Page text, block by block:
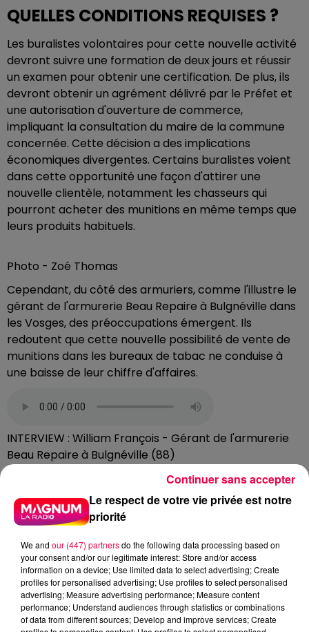
QUELLES CONDITIONS REQUISES ?
Les buralistes volontaires pour cette nouvelle activité
devront suivre une formation de deux jours et réussir
un examen pour obtenir une certification. De plus, ils
devront obtenir un agrément délivré par le Préfet et
une autorisation d'ouverture de commerce,
impliquant la consultation du maire de la commune
concernée. Cette décision a des implications
économiques divergentes. Certains buralistes voient
dans cette opportunité une façon d'attirer une
nouvelle clientèle, notamment les chasseurs qui
pourront acheter des munitions en même temps que
leurs produits habituels.
Photo - Zoé Thomas
Cependant, du côté des armuriers, comme l'illustre le
gérant de l'armurerie Beau Repaire à Bulgnéville dans
les Vosges, des préoccupations émergent. Ils
redoutent que cette nouvelle possibilité de vente de
munitions dans les bureaux de tabac ne conduise à
une baisse de leur chiffre d'affaires.
INTERVIEW : William François - Gérant de l'armurerie
Beau Repaire à Bulgnéville (88)
Le respect de votre vie privée est notre
priorité
We and our (447) partnersdo the following data processing based on
your consent and/or our legitimate interest: Store and/or access
information on a device; Use limited data to select advertising; Create
profiles for personalised advertising; Use profiles to select personalised
advertising; Measure advertising performance; Measure content
performance; Understand audiences through statistics or combinations
of data from different sources; Develop and improve services; Create
Continuer sans accepter